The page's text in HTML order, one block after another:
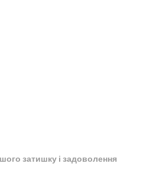
затишку і задоволення